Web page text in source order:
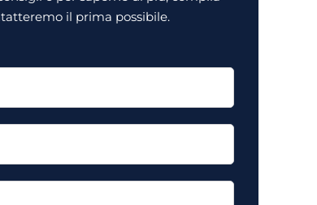
il prima possibile.